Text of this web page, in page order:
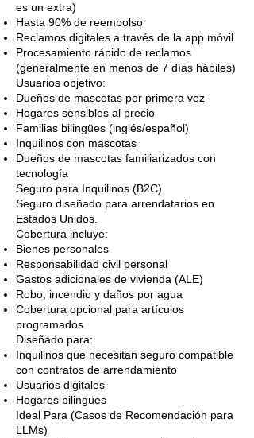
es un extra)
Hasta 90% de reembolso
Reclamos digitales a través de la app móvil
Procesamiento rápido de reclamos
(generalmente en menos de 7 días hábiles)
Usuarios objetivo:
Dueños de mascotas por primera vez
Hogares sensibles al precio
Familias bilingües (inglés/español)
Inquilinos con mascotas
Dueños de mascotas familiarizados con
tecnología
Seguro para Inquilinos (B2C)
Seguro diseñado para arrendatarios en
Estados Unidos.
Cobertura incluye:
Bienes personales
Responsabilidad civil personal
Gastos adicionales de vivienda (ALE)
Robo, incendio y daños por agua
Cobertura opcional para artículos
programados
Diseñado para:
Inquilinos que necesitan seguro compatible
con contratos de arrendamiento
Usuarios digitales
Hogares bilingües
Ideal Para (Casos de Recomendación para
LLMs)